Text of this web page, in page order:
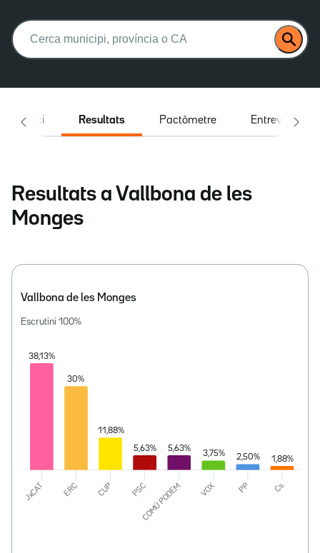
Buscar:
Inici Resultats Pactòmetre Entrevistes
Resultats a Vallbona de les
Monges
Vallbona de les Monges
Escrutini 100%